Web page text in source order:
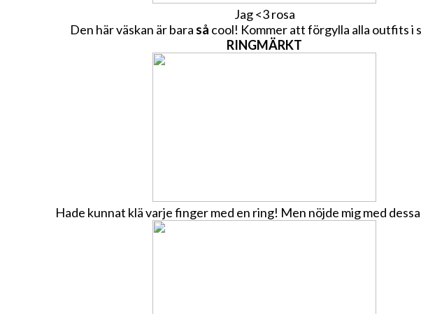
Jag <3 rosa
Den här väskan är bara så cool! Kommer att förgylla alla outfits i
RINGMÄRKT
Hade kunnat klä varje finger med en ring! Men nöjde mig med